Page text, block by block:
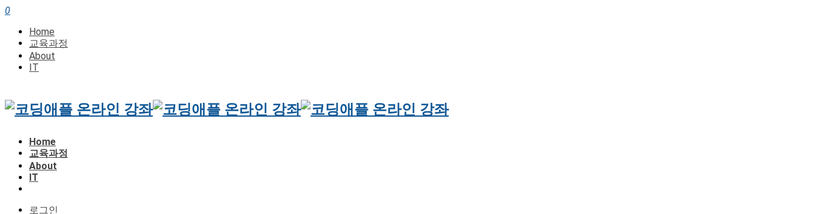
0
Home
교육과정
About
IT
Home
교육과정
About
IT
로그인